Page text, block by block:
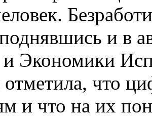
и в
Экономики
отметила, что
и что на их